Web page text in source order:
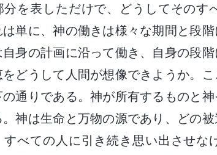
分を表しただけで、どうしてそのす
は単に、神の働きは様々な期間と段
自身の計画に沿って働き、自身の段
どうして人間が想像できようか。
の通りである。神が所有するものと
。神は生命と万物の源であり、どの
すべての人に引き続き思い出させな